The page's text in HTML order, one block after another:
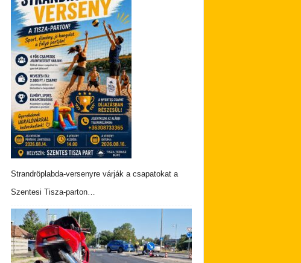
Strandröplabda-versenyre várják a csapatokat a
Szentesi Tisza-parton…